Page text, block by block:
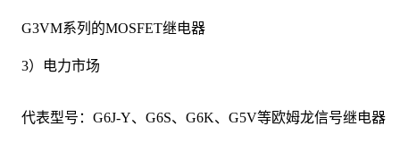
G3VM系列的MOSFET继电器
3）电力市场
代表型号：G6J-Y、G6S、G6K、G5V等欧姆龙信号继电器